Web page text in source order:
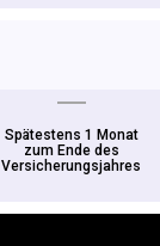
Spätestens 1 Monat
zum Ende des
Versicherungsjahres